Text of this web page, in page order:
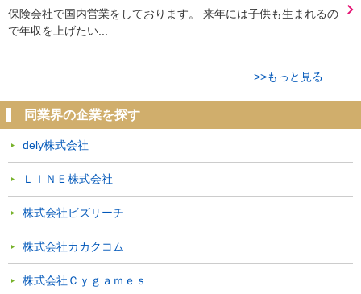
保険会社で国内営業をしております。 来年には子供も生まれるの
で年収を上げたい...
>>もっと見る
同業界の企業を探す
dely株式会社
ＬＩＮＥ株式会社
株式会社ビズリーチ
株式会社カカクコム
株式会社Ｃｙｇａｍｅｓ